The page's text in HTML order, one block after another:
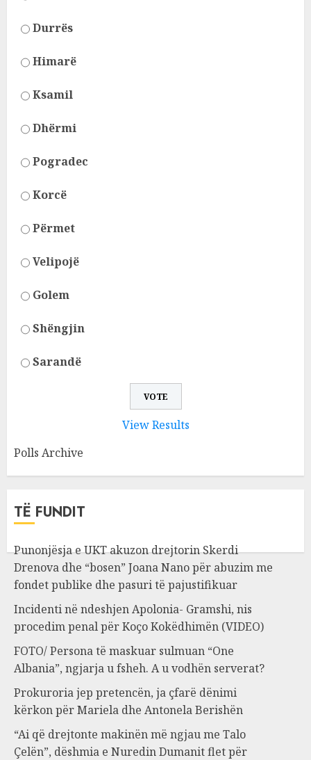
Durrës
Himarë
Ksamil
Dhërmi
Pogradec
Korcë
Përmet
Velipojë
Golem
Shëngjin
Sarandë
View Results
Polls Archive
TË FUNDIT
Punonjësja e UKT akuzon drejtorin Skerdi
Drenova dhe “bosen” Joana Nano për abuzim me
fondet publike dhe pasuri të pajustifikuar
Incidenti në ndeshjen Apolonia- Gramshi, nis
procedim penal për Koço Kokëdhimën (VIDEO)
FOTO/ Persona të maskuar sulmuan “One
Albania”, ngjarja u fsheh. A u vodhën serverat?
Prokuroria jep pretencën, ja çfarë dënimi
kërkon për Mariela dhe Antonela Berishën
“Ai që drejtonte makinën më ngjau me Talo
Çelën”, dëshmia e Nuredin Dumanit flet për